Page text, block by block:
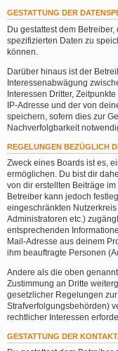
GESTATTUNG DER
Du gestattest dem
spezifizierten Daten zu
können.
Darüber hinaus ist der
Interessenabwägung
Interessen Dritter,
IP-Adresse und der von
speichern, sofern dies zur
Nachverfolgbarkeit
REGELUNGEN BEZÜGLICH
Zweck eines Boards ist es,
ermöglichen. Du bist dir
von dir erstellten Beiträge
Betreiber kann jedoch
eingeschränkten
Administratoren etc.)
entsprechenden
Mail-Adresse aus deinem
ihm beauftragte Personen
Andere als die oben
Zustimmung an Dritte
gesetzlicher Regelungen
Strafverfolgungsbehörden)
rechtlicher Interessen
GESTATTUNG DER